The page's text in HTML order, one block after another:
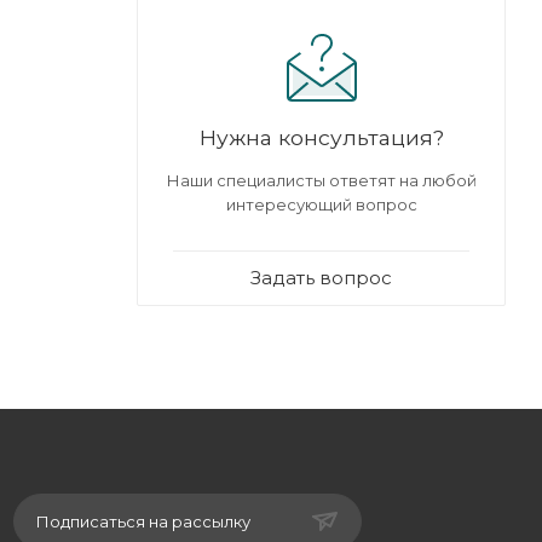
Нужна консультация?
Наши специалисты ответят на любой
интересующий вопрос
Задать вопрос
Подписаться на рассылку